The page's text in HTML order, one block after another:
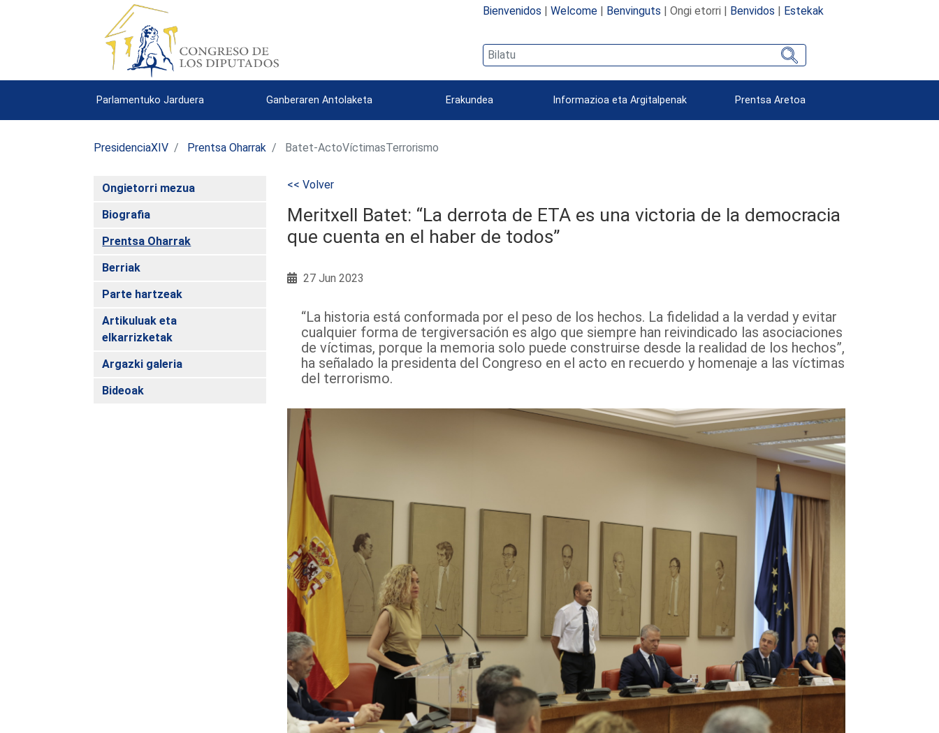
Bienvenidos | Welcome| Benvinguts | Ongi etorri | Benvidos | Estekak
Parlamentuko Jarduera Ganberaren Antolaketa Erakundea Informazioa eta Argitalpenak Prentsa Aretoa
PresidenciaXIV Prentsa Oharrak Batet-ActoVíctimasTerrorismo
Ongietorri mezua
Biografia
Prentsa Oharrak
Berriak
Parte hartzeak
Artikuluak eta
elkarrizketak
Argazki galeria
Bideoak
<< Volver
Meritxell Batet: “La derrota de ETA es una victoria de la democracia
que cuenta en el haber de todos”
27 Jun 2023
“La historia está conformada por el peso de los hechos. La fidelidad a la verdad y evitar
cualquier forma de tergiversación es algo que siempre han reivindicado las asociaciones
de víctimas, porque la memoria solo puede construirse desde la realidad de los hechos”,
ha señalado la presidenta del Congreso en el acto en recuerdo y homenaje a las víctimas
del terrorismo.